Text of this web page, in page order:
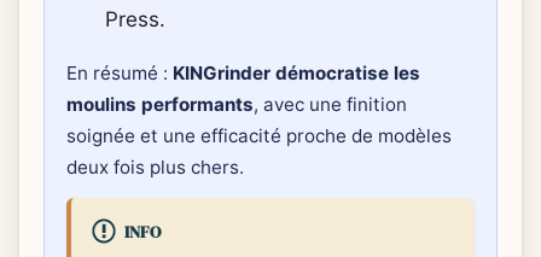
Press.
En résumé : KINGrinder démocratise les
moulins performants, avec une finition
soignée et une efficacité proche de modèles
deux fois plus chers.
INFO